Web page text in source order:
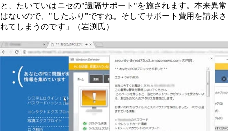
と、たいていはニセの"遠隔サポート"を施されます。本来異常
はないので、"したふり"ですね。そしてサポート費用を請求さ
れてしまうのです」（岩渕氏）